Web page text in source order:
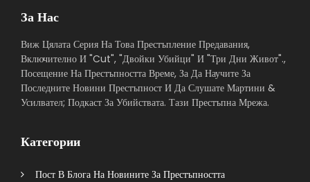
За Нас
Виж Цялата Серия На Това Престъпление Предавания,
Включително И "Cut", "Двойки Убийци" И "Три Дни Живот".,
Посещение На Престъпността Време, За Да Научите За
Последните Новини Престъпност И Да Слушате Мартини &
Усилвател; Подкаст За Убийствата. Тази Престъпна Мрежа.
Категории
Пост В Блога На Новините За Престъпността